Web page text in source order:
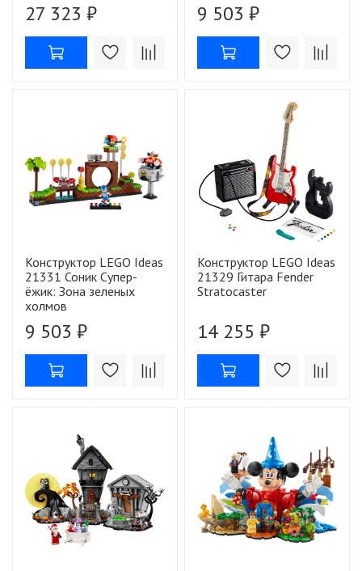
27 323 ₽ 9 503 ₽
Конструктор LEGO Ideas
21331 Соник Супер-
ёжик: Зона зеленых
холмов
9 503 ₽
Конструктор LEGO Ideas
21329 Гитара Fender
Stratocaster
14 255 ₽